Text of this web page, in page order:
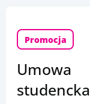
Promocja
Umowa
studencka